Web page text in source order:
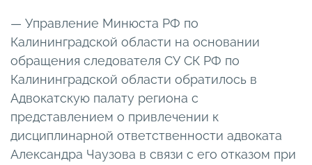
— Управление Минюста РФ по
Калининградской области на основании
обращения следователя СУ СК РФ по
Калининградской области обратилось в
Адвокатскую палату региона с
представлением о привлечении к
дисциплинарной ответственности адвоката
Александра Чаузова в связи с его отказом при